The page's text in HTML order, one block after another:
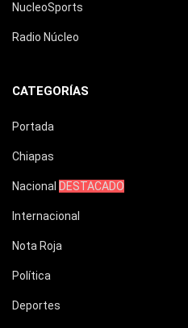
NucleoSports
Radio Núcleo
CATEGORÍAS
Portada
Chiapas
Nacional DESTACADO
Internacional
Nota Roja
Política
Deportes